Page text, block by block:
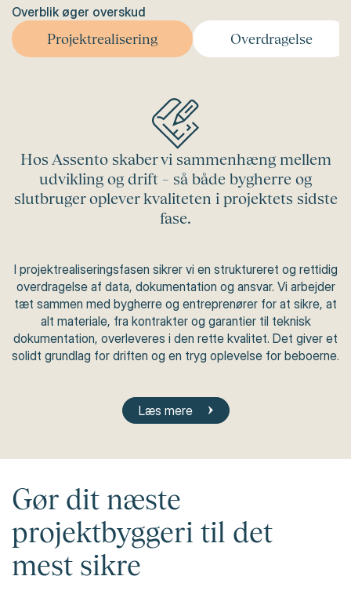
indsigt med fokus på både samarbejde og resultat
Overblik øger overskud
Projektrealisering Overdragelse
Hos Assento skaber vi sammenhæng mellem
udvikling og drift – så både bygherre og
slutbruger oplever kvaliteten i projektets sidste
fase.
I projektrealiseringsfasen sikrer vi en struktureret og rettidig
overdragelse af data, dokumentation og ansvar. Vi arbejder
tæt sammen med bygherre og entreprenører for at sikre, at
alt materiale, fra kontrakter og garantier til teknisk
dokumentation, overleveres i den rette kvalitet. Det giver et
solidt grundlag for driften og en tryg oplevelse for beboerne.
Læs mere
Gør dit næste
projektbyggeri til det
mest sikre